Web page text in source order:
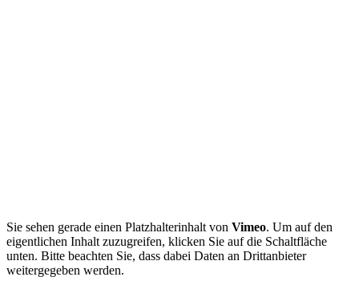
Sie sehen gerade einen Platzhalterinhalt von Vimeo. Um auf den
eigentlichen Inhalt zuzugreifen, klicken Sie auf die Schaltfläche
unten. Bitte beachten Sie, dass dabei Daten an Drittanbieter
weitergegeben werden.